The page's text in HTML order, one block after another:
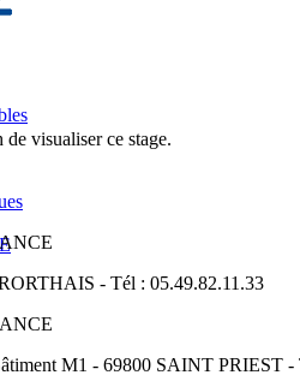
visualiser ce stage.
- Tél : 05.49.82.11.33
M1 - 69800 SAINT PRIEST